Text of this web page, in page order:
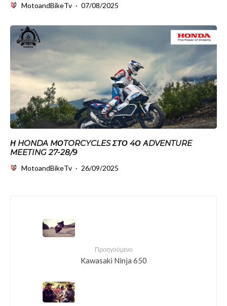
MotoandBikeTv · 07/08/2025
Η HONDA MΟTORCYCLES ΣΤΟ 4Ο ΑDVENTURE
MEETING 27-28/9
MotoandBikeTv · 26/09/2025
Προηγούμενο
Kawasaki Ninja 650